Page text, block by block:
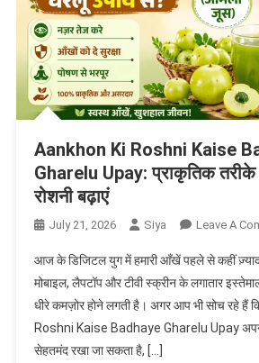
Aankhon Ki Roshni Kaise
Gharelu Upay: प्राकृतिक
रोशनी बढ़ाएं
July 21, 2026 Siya Leave A
आज के डिजिटल युग में हमारी आँखें पहले से कहीं
मोबाइल, लैपटॉप और टीवी स्क्रीन के लगातार
धीरे कमज़ोर होने लगती है। अगर आप भी सोच रहे हैं
Roshni Kaise Badhaye Gharelu Upay
सेहतमंद रखा जा सकता है, […]